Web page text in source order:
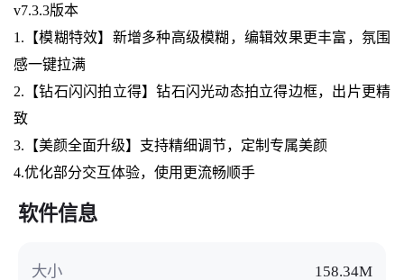
v7.3.3版本
1.【模糊特效】新增多种高级模糊，编辑效果更丰富，氛围
感一键拉满
2.【钻石闪闪拍立得】钻石闪光动态拍立得边框，出片更精
致
3.【美颜全面升级】支持精细调节，定制专属美颜
4.优化部分交互体验，使用更流畅顺手
软件信息
大小
158.34M